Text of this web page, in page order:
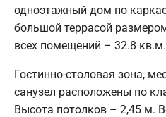
одноэтажный дом по
большой террасой
всех помещений – 32.8
Гостинно-столовая зона,
санузел расположены по
Высота потолков – 2,45 м.